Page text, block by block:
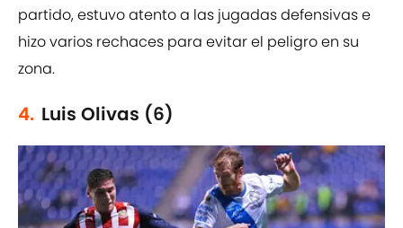
partido, estuvo atento a las jugadas defensivas e
hizo varios rechaces para evitar el peligro en su
zona.
4. Luis Olivas (6)